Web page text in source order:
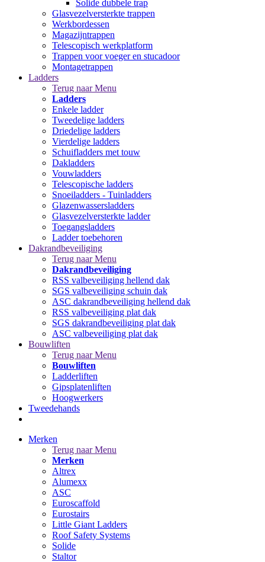
Solide dubbele trap
Glasvezelversterkte trappen
Werkbordessen
Magazijntrappen
Telescopisch werkplatform
Trappen voor voeger en stucadoor
Montagetrappen
Ladders
Terug naar Menu
Ladders
Enkele ladder
Tweedelige ladders
Driedelige ladders
Vierdelige ladders
Schuifladders met touw
Dakladders
Vouwladders
Telescopische ladders
Snoeiladders - Tuinladders
Glazenwassersladders
Glasvezelversterkte ladder
Toegangsladders
Ladder toebehoren
Dakrandbeveiliging
Terug naar Menu
Dakrandbeveiliging
RSS valbeveiliging hellend dak
SGS valbeveiliging schuin dak
ASC dakrandbeveiliging hellend dak
RSS valbeveiliging plat dak
SGS dakrandbeveiliging plat dak
ASC valbeveiliging plat dak
Bouwliften
Terug naar Menu
Bouwliften
Ladderliften
Gipsplatenliften
Hoogwerkers
Tweedehands
Merken
Terug naar Menu
Merken
Altrex
Alumexx
ASC
Euroscaffold
Eurostairs
Little Giant Ladders
Roof Safety Systems
Solide
Staltor